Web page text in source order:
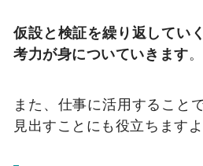
仮設と検証を繰り返してい
考力が身についていきます。
また、仕事に活用すること
見出すことにも役立ちますよ